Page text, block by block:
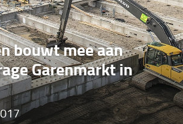
bouwt mee aan
Garenmarkt in